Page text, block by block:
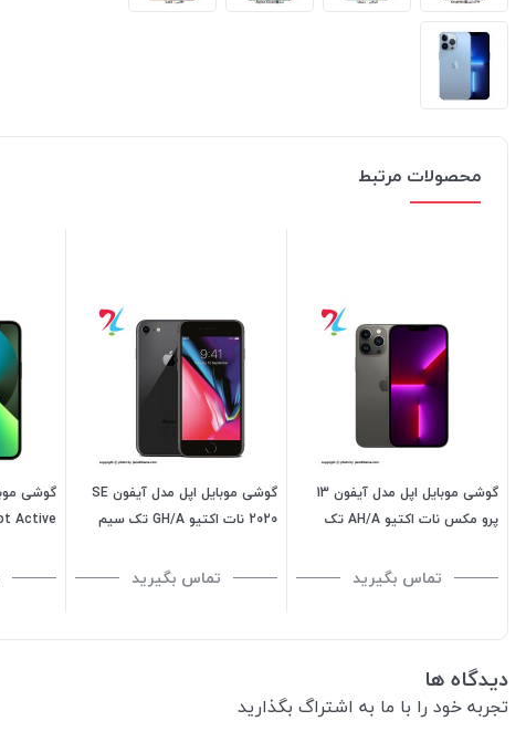
محصولات مرتبط
گوشی موبایل اپل مدل آیفون 13
پرو مکس نات اکتیو AH/A تک
تماس بگیرید
گوشی موبایل اپل مدل آیفون SE
2020 نات اکتیو GH/A تک سیم
تماس بگیرید
دیدگاه ها
تجربه خود را با ما به اشتراگ بگذارید